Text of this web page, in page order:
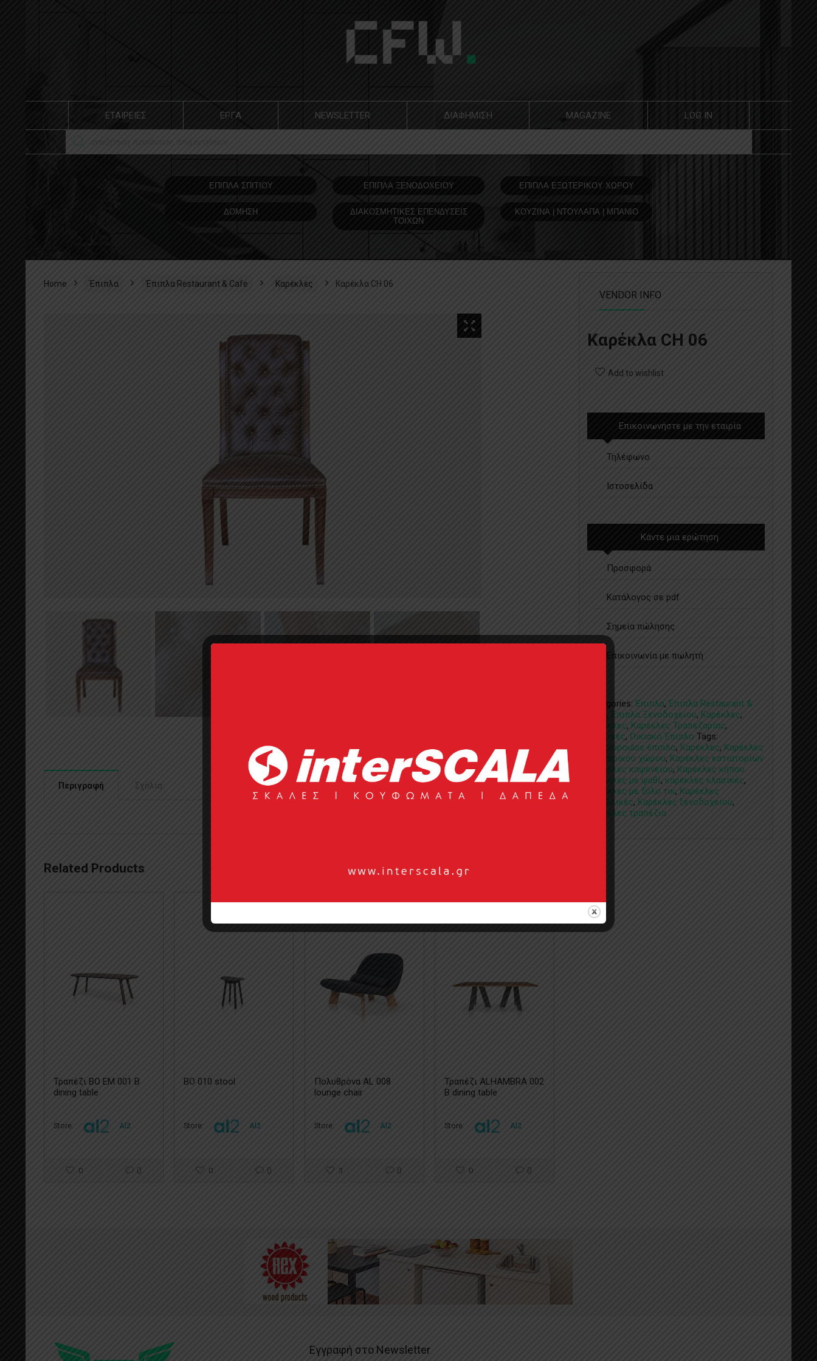
ΕΤΑΙΡΕΙΕΣ ΕΡΓΑ NEWSLETTER ΔΙΑΦΗΜΙΣΗ MAGAZINE LOG IN
ΕΠΙΠΛΑ ΣΠΙΤΙΟΥ ΕΠΙΠΛΑ ΞΕΝΟΔOΧΕΙΟΥ ΕΠΙΠΛΑ ΕΞΩΤΕΡΙΚΟΥ ΧΩΡΟΥ
ΔΟΜΗΣΗ
ΔΙΑΚΟΣΜΗΤΙΚΕΣ ΕΠΕΝΔΥΣΕΙΣ
ΤΟΙΧΩΝ
ΚΟΥΖΙΝΑ | ΝΤΟΥΛΑΠΑ | ΜΠΑΝΙΟ
Home Έπιπλα Έπιπλα Restaurant & Cafe Καρέκλες Καρέκλα CH 06
Περιγραφή Σχόλια
Related Products
Τραπέζι BO EM 001 B
dining table
Store: Al2
0 0
BO 010 stool
Store: Al2
0 0
Πολυθρόνα AL 008
lounge chair
Store: Al2
3 0
Τραπέζι ALHAMBRA 002
B dining table
Store: Al2
0 0
VENDOR INFO
Καρέκλα CH 06
Add to wishlist
Επικοινωνήστε με την εταιρία
Τηλέφωνο
Ιστοσελίδα
Κάντε μια ερώτηση
Προσφορά
Κατάλογος σε pdf
Σημεία πώλησης
Επικοινωνία με πωλητή
Categories:Έπιπλα,Έπιπλα Restaurant &
Έπιπλα Ξενοδοχείου, Καρέκλες,
Καρέκλες, Καρέκλες Τραπεζαρίας,
Κλασικές, Οικιακό Έπιπλο Tags:
Manolopoulos έπιπλο, Καρέκλες, Καρέκλες
εξωτερικού χώρου, Καρέκλες εστιατορίων
Καρέκλες καφενείου, Καρέκλες κήπου
Καρέκλες με ψαθί, καρέκλες κλασικές,
Καρέκλες με ξύλο τικ, Καρέκλες
μεταλλικές, Καρέκλες ξενοδοχείου,
Καρέκλες τραπέζια
Εγγραφή στο Newsletter